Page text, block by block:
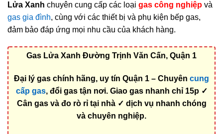
Lửa Xanh chuyên cung cấp các loại gas công nghiệp và
gas gia đình, cùng với các thiết bị và phụ kiện bếp gas,
đảm bảo đáp ứng mọi nhu cầu của khách hàng.
Gas Lửa Xanh Đường Trịnh Văn Cấn, Quận 1
Đại lý gas chính hãng, uy tín Quận 1 – Chuyên cung
cấp gas, đổi gas tận nơi. Giao gas nhanh chỉ 15p ✓
Cân gas và đo rò rỉ tại nhà ✓ dịch vụ nhanh chóng
và chuyên nghiệp.